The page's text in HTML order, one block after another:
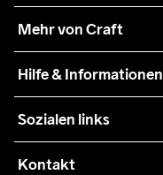
Nachhaltigkeit
Mehr von Craft
Teamwear
Zusammenarbeit
Press
Hilfe & Informationen
Retouren
Sozialen links
Kontakt